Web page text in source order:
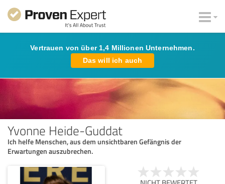
Vertrauen von über 1,4 Millionen Unternehmen.
Das will ich auch
Yvonne Heide-Guddat
Ich helfe Menschen, aus dem unsichtbaren Gefängnis der
Erwartungen auszubrechen.